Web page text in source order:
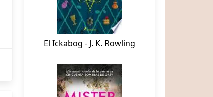
El Ickabog - J. K. Rowling